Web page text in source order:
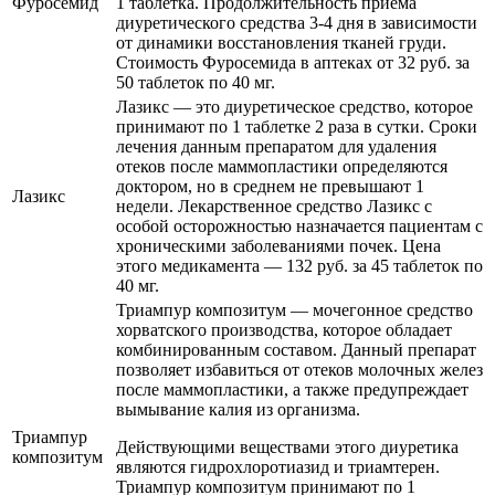
диуретического средства 3-4 дня в зависимости
от динамики восстановления тканей груди.
Стоимость Фуросемида в аптеках от 32 руб. за
50 таблеток по 40 мг.
Лазикс
Лазикс — это диуретическое средство, которое
принимают по 1 таблетке 2 раза в сутки. Сроки
лечения данным препаратом для удаления
отеков после маммопластики определяются
доктором, но в среднем не превышают 1
недели. Лекарственное средство Лазикс с
особой осторожностью назначается пациентам с
хроническими заболеваниями почек. Цена
этого медикамента — 132 руб. за 45 таблеток по
40 мг.
Триампур
композитум
Триампур композитум — мочегонное средство
хорватского производства, которое обладает
комбинированным составом. Данный препарат
позволяет избавиться от отеков молочных желез
после маммопластики, а также предупреждает
вымывание калия из организма.
Действующими веществами этого диуретика
являются гидрохлоротиазид и триамтерен.
Триампур композитум принимают по 1